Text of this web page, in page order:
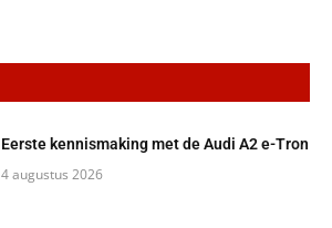
Eerste kennismaking met de Audi A2 e-Tron
4 augustus 2026